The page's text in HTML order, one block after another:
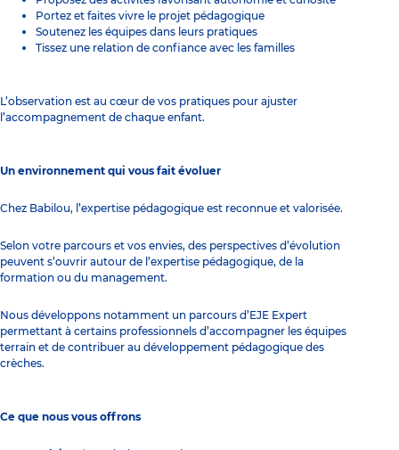
Portez et faites vivre le projet pédagogique
Soutenez les équipes dans leurs pratiques
Tissez une relation de confiance avec les familles
L’observation est au cœur de vos pratiques pour ajuster
l’accompagnement de chaque enfant.
Un environnement qui vous fait évoluer
Chez Babilou, l’expertise pédagogique est reconnue et valorisée.
Selon votre parcours et vos envies, des perspectives d’évolution
peuvent s’ouvrir autour de l’expertise pédagogique, de la
formation ou du management.
Nous développons notamment un parcours d’EJE Expert
permettant à certains professionnels d’accompagner les équipes
terrain et de contribuer au développement pédagogique des
crèches.
Ce que nous vous offrons